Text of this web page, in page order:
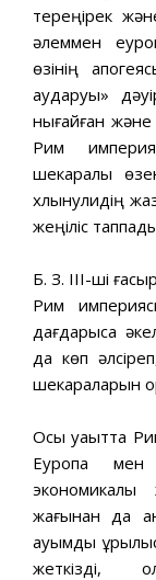
тереңірек
әлеммен
өзінің
аударуы»
нығайған және
Рим
шекаралық
хлынулидің
жеңіліс
Б. З. III-ші
Рим
дағдарысқа
да көп
шекараларын
Осы уақытта
Еуропа мен
жағынан да
қауымдық
жеткізді,